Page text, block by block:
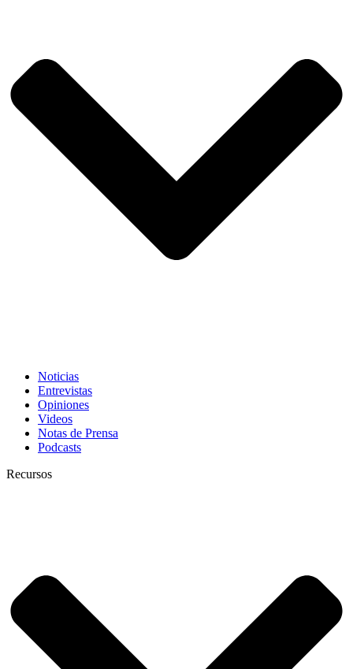
Noticias
Entrevistas
Opiniones
Videos
Notas de Prensa
Podcasts
Recursos